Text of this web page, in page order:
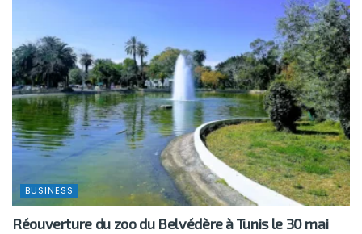
BUSINESS
Réouverture du zoo du Belvédère à Tunis le 30 mai